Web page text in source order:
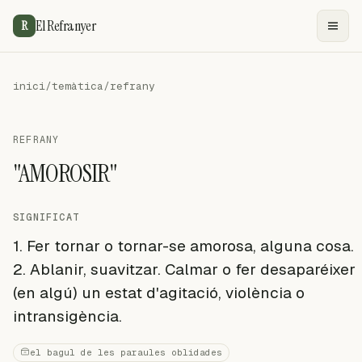
R El Refranyer
inici/temàtica/refrany
REFRANY
"AMOROSIR"
SIGNIFICAT
1. Fer tornar o tornar-se amorosa, alguna cosa.
2. Ablanir, suavitzar. Calmar o fer desaparéixer
(en algú) un estat d'agitació, violència o
intransigència.
el bagul de les paraules oblidades